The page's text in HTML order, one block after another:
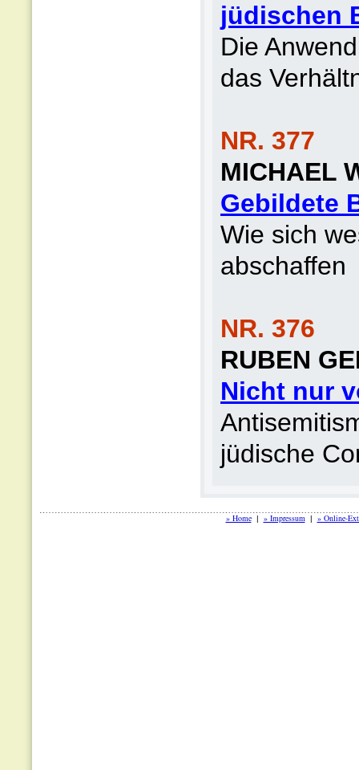
jüdischen
Die
das
NR. 377
MICHAEL
Gebildete
Wie sich
abschaffen
NR. 376
RUBEN
Nicht nur
jüdische
» Home | » Impressum | » Online-